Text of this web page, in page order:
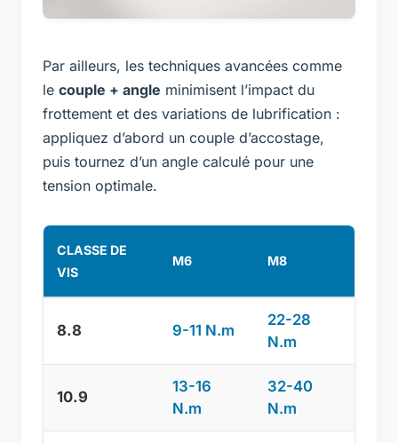
Par ailleurs, les techniques avancées comme
le couple + angle minimisent l’impact du
frottement et des variations de lubrification :
appliquez d’abord un couple d’accostage,
puis tournez d’un angle calculé pour une
tension optimale.
CLASSE DE
VIS
M6 M8
8.8 9-11 N.m
22-28
N.m
10.9
13-16
N.m
32-40
N.m